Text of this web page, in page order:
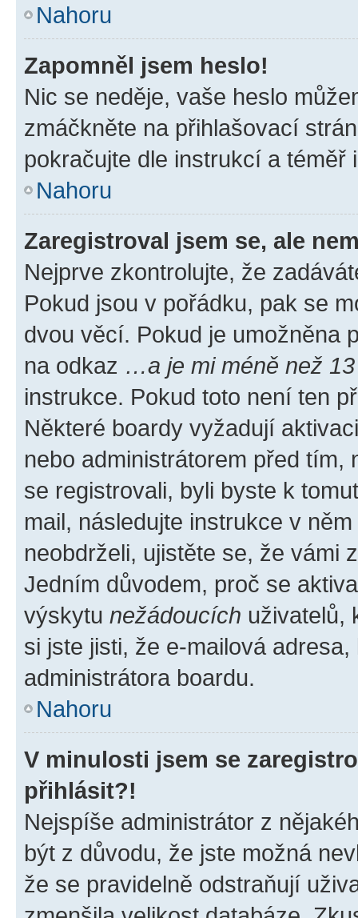
Nahoru
Zapomněl jsem heslo!
Nic se neděje, vaše heslo
zmáčkněte na přihlašovací
pokračujte dle instrukcí a téměř
Nahoru
Zaregistroval jsem se, ale
Nejprve zkontrolujte, že
Pokud jsou v pořádku, pak se
dvou věcí. Pokud je umožněna
na odkaz …a je mi méně než
instrukce. Pokud toto není ten
Některé boardy vyžadují
nebo administrátorem před tím,
se registrovali, byli byste k
mail, následujte instrukce v
neobdrželi, ujistěte se, že vámi
Jedním důvodem, proč se
výskytu nežádoucích uživatelů,
si jste jisti, že e-mailová
administrátora boardu.
Nahoru
V minulosti jsem se
přihlásit?!
Nejspíše administrátor z
být z důvodu, že jste možná
že se pravidelně odstraňují